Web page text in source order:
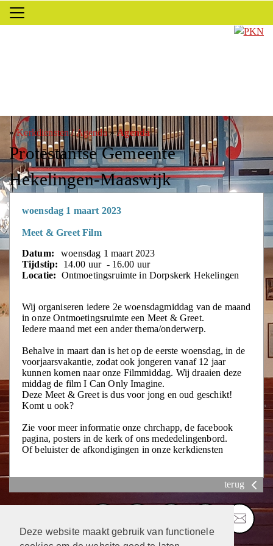
Deze website maakt gebruik van functionele
»Kerkdiensten / Agenda»Agenda
Protestantse Gemeente
Hekelingen-Maaswijk
woensdag 1 maart 2023
Meet & Greet Film
Datum:
woensdag 1 maart 2023
Tijdstip:
14.00 uur - 16.00 uur
Locatie: Ontmoetingsruimte in Dorpskerk Hekelingen
Wij organiseren iedere 2e woensdagmiddag van de maand
in onze Ontmoetingsruimte een Meet & Greet.
Iedere maand met een ander thema/onderwerp.
Behalve in maart dan is het op de eerste woensdag, in de
voorjaarsvakantie, zodat ook jongeren vanaf 12 jaar
kunnen komen naar onze Filmmiddag. Wij draaien deze
middag de film I Can Only Imagine.
Deze Meet & Greet is dus voor jong en oud geschikt!
Komt u ook?
Zie voor meer informatie onze chrchapp, de facebook
pagina, posters in de kerk of ons mededelingenbord.
Of beluister de afkondigingen in onze kerkdiensten
terug